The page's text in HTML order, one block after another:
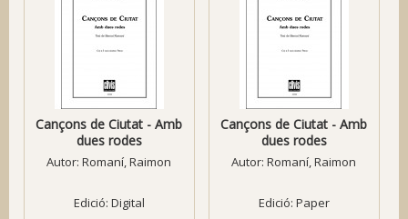
Cançons de Ciutat - Amb
dues rodes
Autor:Romaní, Raimon
Edició: Digital
Cançons de Ciutat - Amb
dues rodes
Autor:Romaní, Raimon
Edició: Paper